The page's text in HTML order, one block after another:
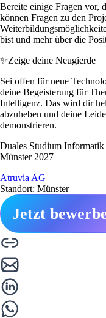
Bereite einige Fragen vor,
können Fragen zu den
bist und mehr über die
✨Zeige deine Neugierde
Sei offen für neue
deine Begeisterung für
Intelligenz. Das wird dir
abzuheben und deine
demonstrieren.
Duales Studium
Münster 2027
Atruvia AG
Standort: Münster
Jetzt